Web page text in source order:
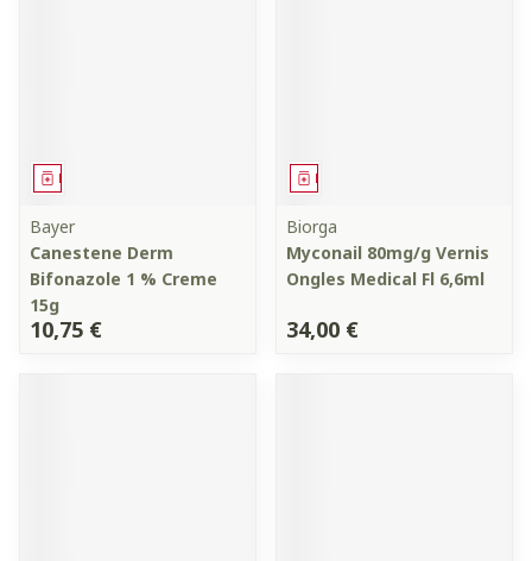
Médicament
Bayer
Canestene Derm
Bifonazole 1 % Creme
15g
10,75 €
Médicament
Biorga
Myconail 80mg/g Vernis
Ongles Medical Fl 6,6ml
34,00 €